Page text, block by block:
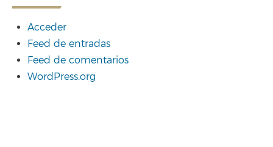
Acceder
Feed de entradas
Feed de comentarios
WordPress.org